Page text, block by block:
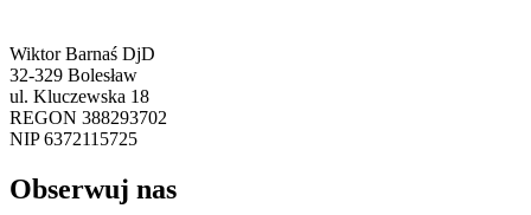
Wiktor Barnaś DjD
32-329 Bolesław
ul. Kluczewska 18
REGON 388293702
NIP 6372115725
Obserwuj nas